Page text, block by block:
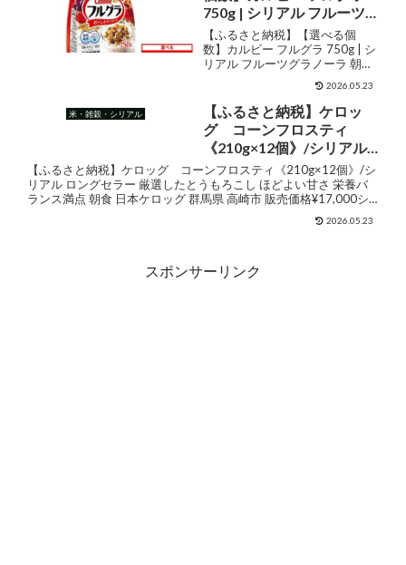
750g | シリアル フルーツ
グラノーラ 朝食 朝ごはん
健康 置き換え 食物繊維 鉄
分 ビタミン 減塩 栄養補助
食べ比べ 栃木県 宇都宮市
【ふるさと納税】【選べる個
数】カルビー フルグラ 750g | シ
リアル フルーツグラノーラ 朝食
朝ごはん 健康 置き換え 食物繊維
鉄分 ビタミン 減塩 栄養補助 食べ
比べ 栃木県 宇都宮市 販売価格
¥15,000ショップ名栃木県宇都
宮...
2026.05.23
米・雑穀・シリアル
【ふるさと納税】ケロッ
グ コーンフロスティ
《210g×12個》/シリアル
ロングセラー 厳選したと
うもろこし ほどよい甘さ
栄養バランス満点 朝食 日
本ケロッグ 群馬県 高崎市
【ふるさと納税】ケロッグ コーンフロスティ《210g×12個》/シ
リアル ロングセラー 厳選したとうもろこし ほどよい甘さ 栄養バ
ランス満点 朝食 日本ケロッグ 群馬県 高崎市 販売価格¥17,000シ
2026.05.23
スポンサーリンク